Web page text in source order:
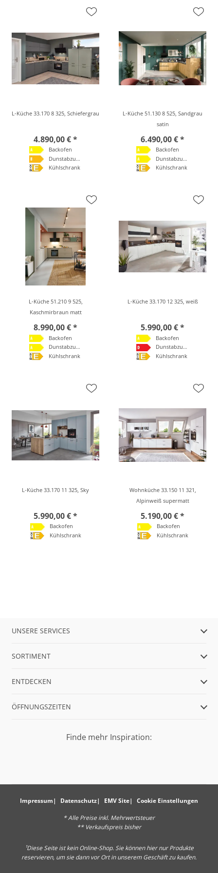
L-Küche 33.170 8 325, Schiefergrau
4.890,00 € *
Backofen
Dunstabzugshaube
Kühlschrank
L-Küche 51.130 8 525, Sandgrau
satin
6.490,00 € *
Backofen
Dunstabzugshaube
Kühlschrank
L-Küche 51.210 9 525,
Kaschmirbraun matt
8.990,00 € *
Backofen
Dunstabzugshaube
Kühlschrank
L-Küche 33.170 12 325, weiß
5.990,00 € *
Backofen
Dunstabzugshaube
Kühlschrank
L-Küche 33.170 11 325, Sky
5.990,00 € *
Backofen
Kühlschrank
Wohnküche 33.150 11 321,
Alpinweiß supermatt
5.190,00 € *
Backofen
Kühlschrank
UNSERE SERVICES
SORTIMENT
ENTDECKEN
ÖFFNUNGSZEITEN
Finde mehr Inspiration:
Impressum Datenschutz EMV Site Cookie Einstellungen
* Alle Preise inkl. Mehrwertsteuer
** Verkaufspreis bisher
¹Diese Seite ist kein Online-Shop. Sie können hier nur Produkte
reservieren, um sie dann vor Ort in unserem Geschäft zu kaufen.